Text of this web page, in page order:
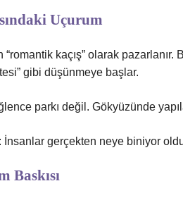
Uçurum
kaçış” olarak
gibi düşünmeye başlar.
parkı değil. Gökyüzünde
İnsanlar gerçekten neye biniyor
Baskısı